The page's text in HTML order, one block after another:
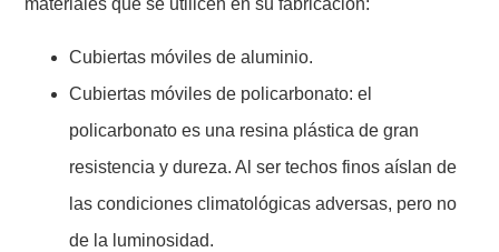
materiales que se utilicen en su fabricación:
Cubiertas móviles de aluminio.
Cubiertas móviles de policarbonato: el
policarbonato es una resina plástica de gran
resistencia y dureza. Al ser techos finos aíslan de
las condiciones climatológicas adversas, pero no
de la luminosidad.